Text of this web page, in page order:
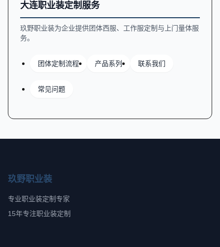
大连职业装定制服务
玖野职业装为企业提供团体西服、工作服定制与上门量体服
务。
团体定制流程 产品系列 联系我们
常见问题
玖野职业装
专业职业装定制专家
15年专注职业装定制